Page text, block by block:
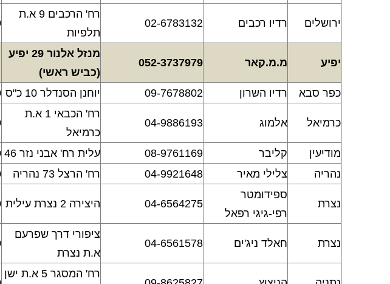
ירושלים רדיו רכבים 02-6783132
רח' הרכבים 9 א.ת
תלפיות
יפיע מ.מ.קאר 052-3737979
מנזל אלנור 29 יפיע
(כביש ראשי)
כפר סבא רדיו השרון 09-7678802 יוחנן הסנדלר 10 כ"ס
כרמיאל אלמוג 04-9886193
רח' הכבאי 1 א.ת
כרמיאל
מודיעין קליבר 08-9761169 עלית רח' אבני נזר 46
נהריה
צלילי מאיר 04-9921648 רח' הרצל 73 נהריה
נצרת
ספידומטר
רפי-גיגי רפאל
04-6564275 היצירה 2 נצרת עילית
נצרת חאלד ניג'ים 04-6561578
ציפורי דרך שפרעם
א.ת נצרת
רח' המסגר 5 א.ת ישן